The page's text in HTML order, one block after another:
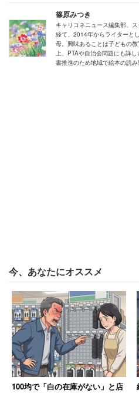
想定内の答えですが、これに
ませんよ」「入らなくても良
の炊き出しには来ないでね」
も。
本来、地域のコミュニティの
に、こうした対立が起こるよ
篠原みつき
キャリコネニュース編集部、
経て、2014年からライターと
母。興味あることは子どもの
上、PTAや自治会問題にも詳
書推進のため地域で絵本の読み
今、あなたにオススメ
100均で「白の在庫がない」と店